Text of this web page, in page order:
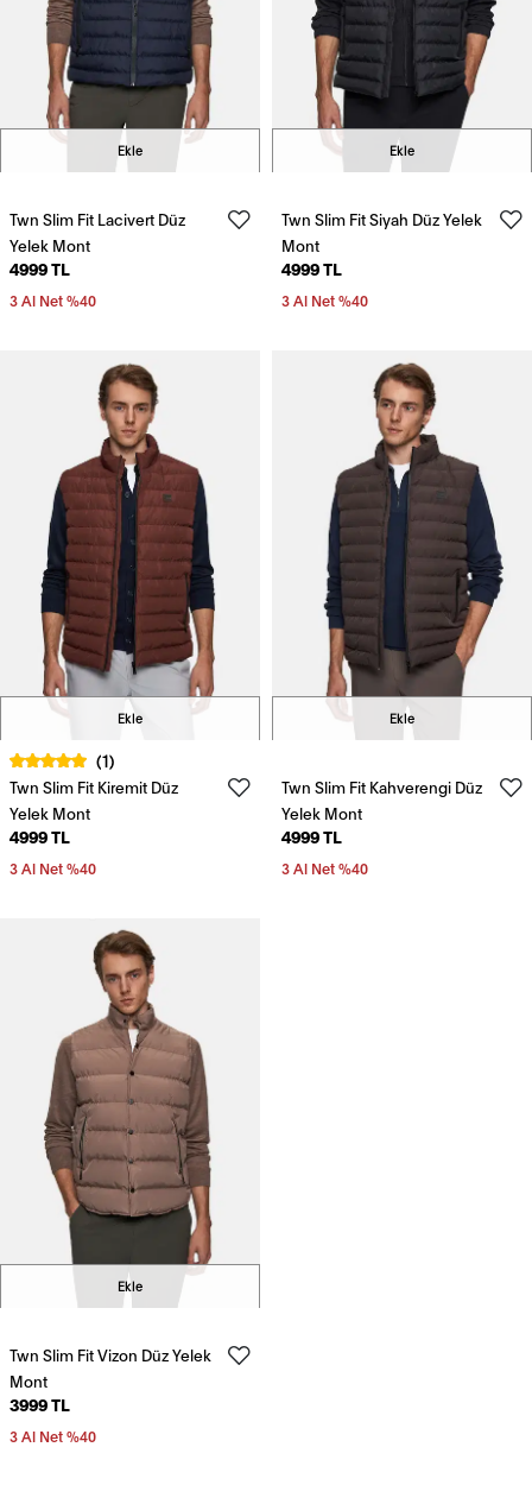
Ekle
Twn Slim Fit Lacivert Düz
Yelek Mont
4999 TL
3 Al Net %40
Ekle
Twn Slim Fit Siyah Düz Yelek
Mont
4999 TL
3 Al Net %40
Ekle
(1)
Twn Slim Fit Kiremit Düz
Yelek Mont
4999 TL
3 Al Net %40
Ekle
Twn Slim Fit Kahverengi Düz
Yelek Mont
4999 TL
3 Al Net %40
Ekle
Twn Slim Fit Vizon Düz Yelek
Mont
3999 TL
3 Al Net %40